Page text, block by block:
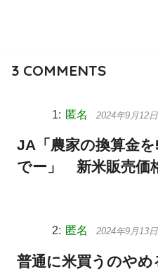
3COMMENTS
匿名 2024年9月12日
JA「農家の換算金
でー」 新米販売価
匿名 2024年9月13日
普通に米買うのや